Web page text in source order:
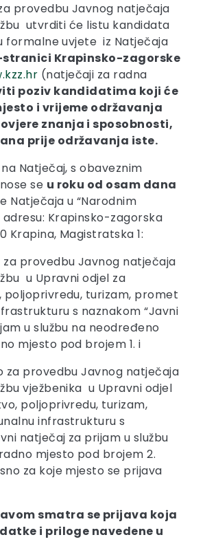
provedbu Javnog natječaja
utvrditi će listu kandidata
formalne uvjete iz Natječaja
stranici Krapinsko-zagorske
(natječaji za radna
poziv kandidatima koji će
i vrijeme održavanja
znanja i sposobnosti,
prije održavanja iste.
Natječaj, s obaveznim
se u roku od osam dana
Natječaja u “Narodnim
adresu: Krapinsko-zagorska
Krapina, Magistratska 1:
za provedbu Javnog natječaja
u Upravni odjel za
poljoprivredu, turizam, promet
s naznakom “Javni
u službu na neodređeno
mjesto pod brojem 1. i
za provedbu Javnog natječaja
vježbenika u Upravni odjel
poljoprivredu, turizam,
infrastrukturu s
natječaj za prijam u službu
mjesto pod brojem 2.
za koje mjesto se prijava
smatra se prijava koja
i priloge navedene u